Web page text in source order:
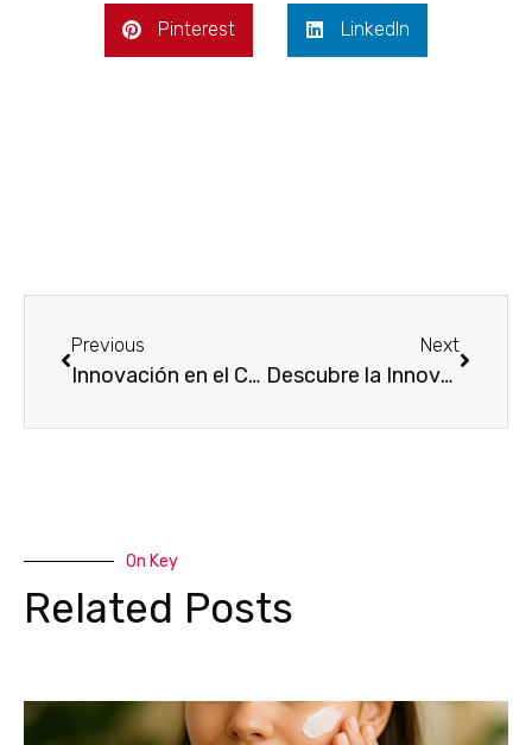
Pinterest LinkedIn
Previous
Innovación en el Cuidado de la Piel: Jabón de Albahaca para una Piel Revitalizada
Next
Descubre la Innovación del Aceite de Fruta de la Pasión para el Cuidado de la Piel
On Key
Related Posts